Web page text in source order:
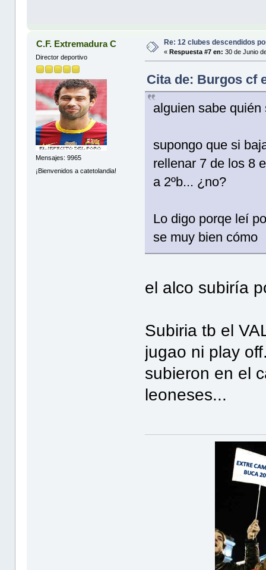
C.F. Extremadura C
Director deportivo
Mensajes: 9965
¡Bienvenidos a catetolandia!
Re: 12 clubes descendidos
«Respuesta #7 en: 30 de Junio
Cita de: Burgos cf
alguien sabe
supongo que si
rellenar 7 de los 8
a 2ºb... ¿no?
Lo digo porqe leí
se muy bien cómo
el alco subiría
Subiria tb el
jugao ni play
subieron en el
leoneses...